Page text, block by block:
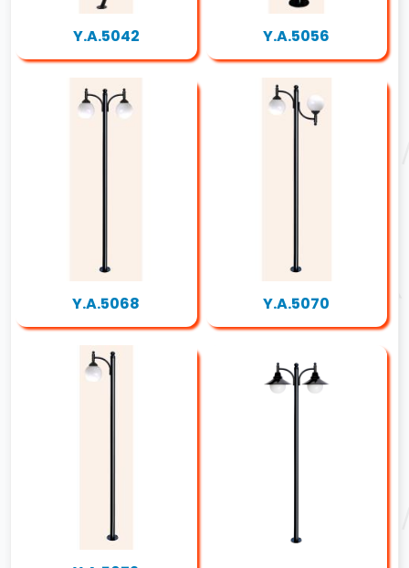
Y.A.5042 Y.A.5056
Y.A.5068 Y.A.5070